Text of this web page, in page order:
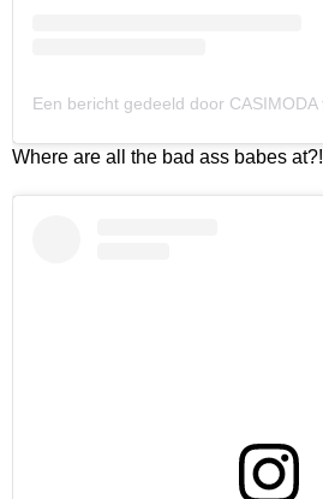
Where are all the bad ass babes at?!